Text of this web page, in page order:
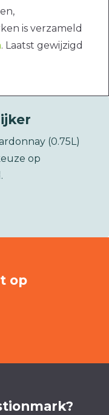
is verzameld
. Laatst gewijzigd
(0.75L)
op
op